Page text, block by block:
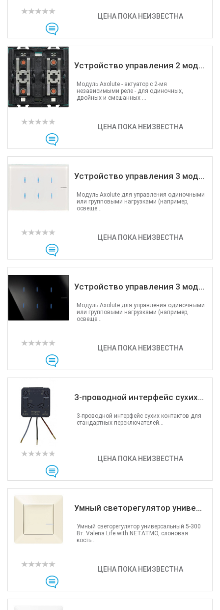
ЦЕНА ПОКА НЕИЗВЕСТНА
Устройство управления 2 мод...
ЦЕНА ПОКА НЕИЗВЕСТНА
Модуль Axolute - актуатор с 2-мя
независимыми реле - для одиночных,
двойных и смешанных ...
Устройство управления 3 мод...
ЦЕНА ПОКА НЕИЗВЕСТНА
Модуль Axolute для управления одиночными
или групповыми нагрузками (например,
освеще...
Устройство управления 3 мод...
ЦЕНА ПОКА НЕИЗВЕСТНА
Модуль Axolute для управления одиночными
или групповыми нагрузками (например,
освеще...
3-проводной интерфейс сухих...
ЦЕНА ПОКА НЕИЗВЕСТНА
3-проводной интерфейс сухих контактов для
стандартных переключателей...
Умный светорегулятор униве...
ЦЕНА ПОКА НЕИЗВЕСТНА
Умный светорегулятор универсальный 5-300
Вт. Valena Life with NETATMO, слоновая
кость...